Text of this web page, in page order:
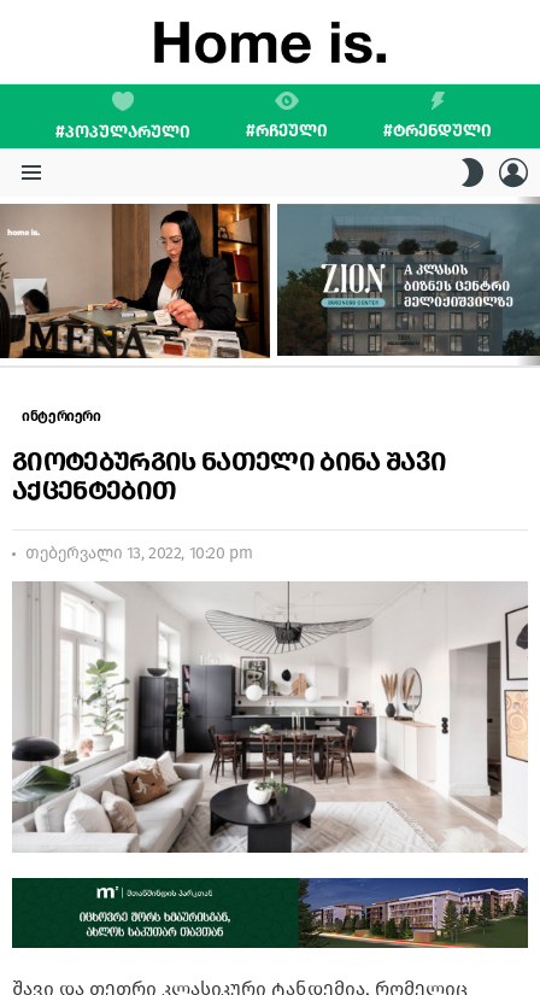
#ᲞᲝᲞᲣᲚᲐᲠᲣᲚᲘ #ᲠᲩᲔᲣᲚᲘ #ᲢᲠᲔᲜᲓᲣᲚᲘ
SKIN
STORIES
ინტერიერი
გიოტებურგის ნათელი ბინა შავი
აქცენტებით
თებერვალი 13, 2022, 10:20 pm
შავი და თეთრი კლასიკური ტანდემია, რომელიც